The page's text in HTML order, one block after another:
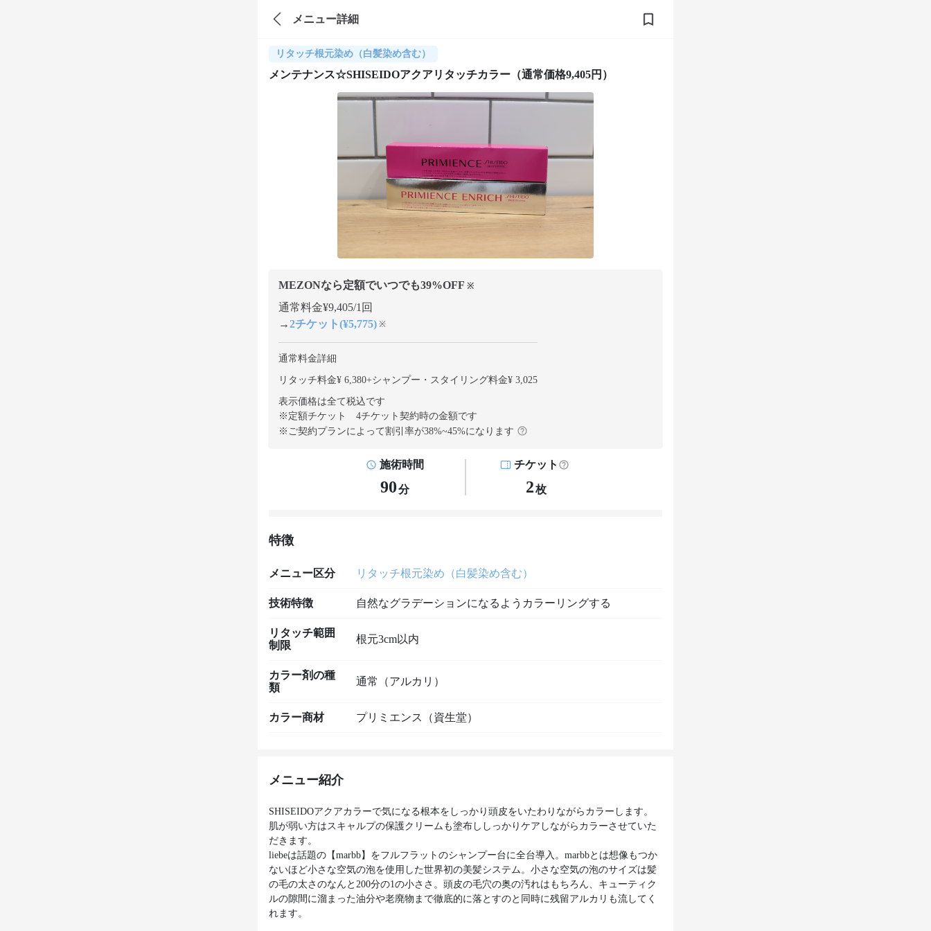
メニュー詳細
リタッチ根元染め（白髪染め含む）
メンテナンス☆SHISEIDOアクアリタッチカラー（通常価格9,405円）
MEZONなら定額でいつでも39%OFF ※
通常料金¥9,405/1回
→2チケット(¥5,775) ※
通常料金詳細
リタッチ料金¥ 6,380+シャンプー・スタイリング料金¥ 3,025
表示価格は全て税込です
※定額チケット 4チケット契約時の金額です
※ご契約プランによって割引率が38%~45%になります
施術時間
90分
チケット
2枚
特徴
メニュー区分 リタッチ根元染め（白髪染め含む）
技術特徴 自然なグラデーションになるようカラーリングする
リタッチ範囲
制限
根元3cm以内
カラー剤の種
類
通常（アルカリ）
カラー商材 プリミエンス（資生堂）
メニュー紹介
SHISEIDOアクアカラーで気になる根本をしっかり頭皮をいたわりながらカラーします。
肌が弱い方はスキャルプの保護クリームも塗布ししっかりケアしながらカラーさせていた
だきます。
liebeは話題の【marbb】をフルフラットのシャンプー台に全台導入。marbbとは想像もつか
ないほど小さな空気の泡を使用した世界初の美髪システム。小さな空気の泡のサイズは髪
の毛の太さのなんと200分の1の小ささ。頭皮の毛穴の奥の汚れはもちろん、キューティク
ルの隙間に溜まった油分や老廃物まで徹底的に落とすのと同時に残留アルカリも流してく
れます。